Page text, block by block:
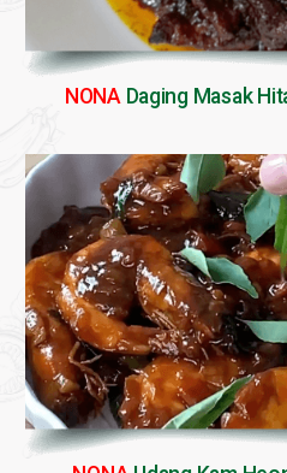
NONA Daging Masak